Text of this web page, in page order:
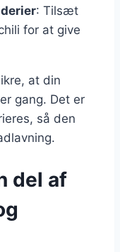
: Tilsæt
for at give
at din
gang. Det er
så den
del af